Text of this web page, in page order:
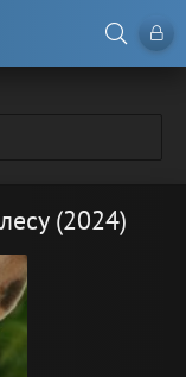
(2024)